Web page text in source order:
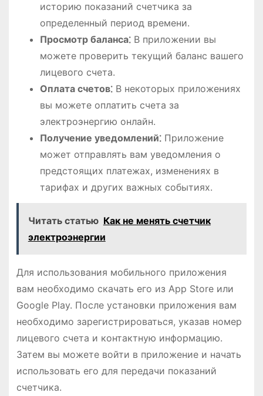
историю показаний счетчика за
определенный период времени.
Просмотр баланса⁚В приложении вы
можете проверить текущий баланс вашего
лицевого счета.
Оплата счетов⁚В некоторых приложениях
вы можете оплатить счета за
электроэнергию онлайн.
Получение уведомлений⁚Приложение
может отправлять вам уведомления о
предстоящих платежах, изменениях в
тарифах и других важных событиях.
Читать статью Как не менять счетчик
электроэнергии
Для использования мобильного приложения
вам необходимо скачать его из App Store или
Google Play. После установки приложения вам
необходимо зарегистрироваться, указав номер
лицевого счета и контактную информацию.
Затем вы можете войти в приложение и начать
использовать его для передачи показаний
счетчика.